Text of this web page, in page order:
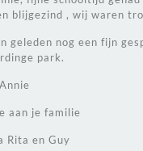
blijgezind , wij waren
geleden nog een fijn
park.
aan je familie
Rita en Guy